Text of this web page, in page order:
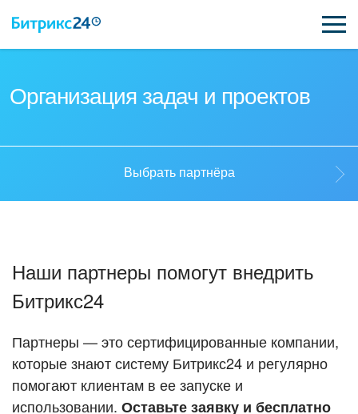
ПОЛУЧИТЬ БЕСПЛАТНО
ВХОД
ВХОД
Организация задач и проектов
Стать партнёром
Кейсы партнеров
Смотреть видеокейсы
Выбрать партнёра
Наши партнеры помогут внедрить
Битрикс24
Партнеры — это сертифицированные компании,
которые знают систему Битрикс24 и регулярно
помогают клиентам в ее запуске и
использовании. Оставьте заявку и бесплатно